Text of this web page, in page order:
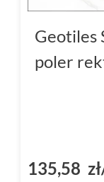
Geotiles
poler
135,58